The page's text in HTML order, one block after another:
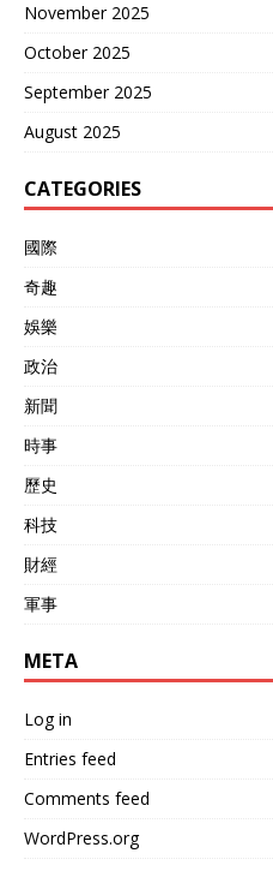
November 2025
October 2025
September 2025
August 2025
CATEGORIES
國際
奇趣
娛樂
政治
新聞
時事
歷史
科技
財經
軍事
META
Log in
Entries feed
Comments feed
WordPress.org